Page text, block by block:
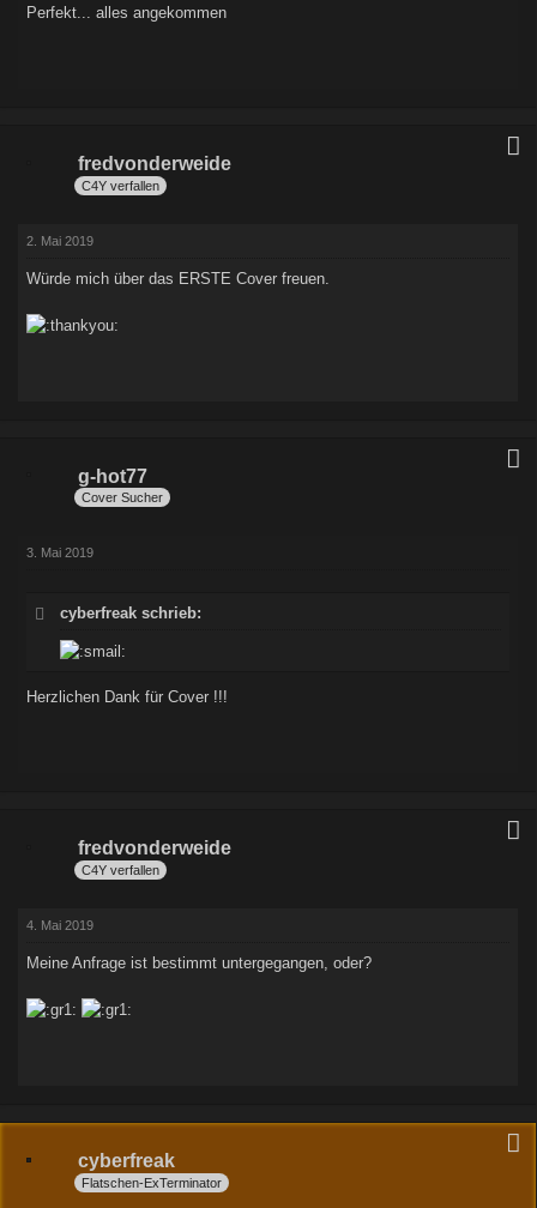
Perfekt... alles angekommen
fredvonderweide
C4Y verfallen
2. Mai 2019
Würde mich über das ERSTE Cover freuen.
g-hot77
Cover Sucher
3. Mai 2019
cyberfreak schrieb:
Herzlichen Dank für Cover !!!
fredvonderweide
C4Y verfallen
4. Mai 2019
Meine Anfrage ist bestimmt untergegangen, oder?
cyberfreak
Flatschen-ExTerminator